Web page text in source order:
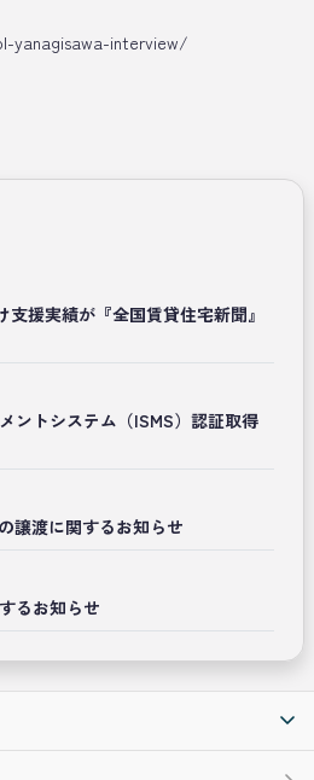
yanagisawa-interview/
援実績が『全国賃貸住宅新聞』
ントシステム（ISMS）認証取得
譲渡に関するお知らせ
るお知らせ